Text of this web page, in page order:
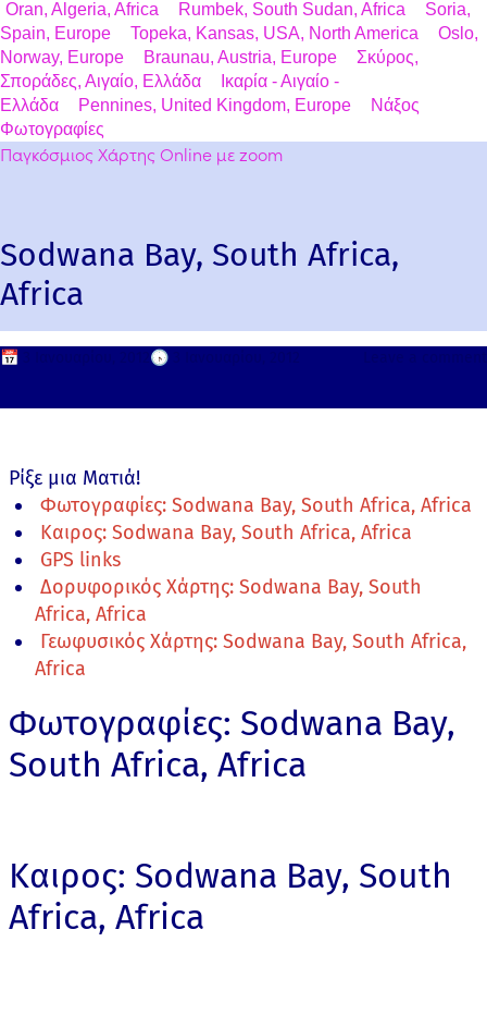
Oran, Algeria, Africa Rumbek, South Sudan, Africa
Soria,
Spain, Europe
Topeka, Kansas, USA, North America
Oslo,
Norway, Europe
Braunau, Austria, Europe
Σκύρος,
Σποράδες, Αιγαίο, Ελλάδα
Ικαρία - Αιγαίο -
Ελλάδα
Pennines, United Kingdom, Europe
Νάξος
Φωτογραφίες
Παγκόσμιος Χάρτης Online με zoom
Sodwana Bay, South Africa,
Africa
📅 🕟
Ρίξε μια Ματιά!
Φωτογραφίες: Sodwana Bay, South Africa, Africa
Καιρος: Sodwana Bay, South Africa, Africa
GPS links
Δορυφορικός Χάρτης: Sodwana Bay, South
Africa, Africa
Γεωφυσικός Χάρτης: Sodwana Bay, South Africa,
Africa
Φωτογραφίες: Sodwana Bay,
South Africa, Africa
Καιρος: Sodwana Bay, South
Africa, Africa